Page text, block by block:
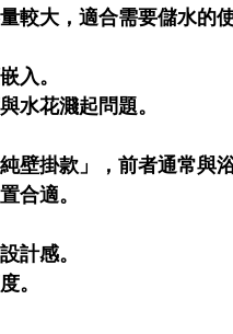
較大，適合需要儲水的使
入。
水花濺起問題。
壁掛款」，前者通常與
合適。
計感。
。